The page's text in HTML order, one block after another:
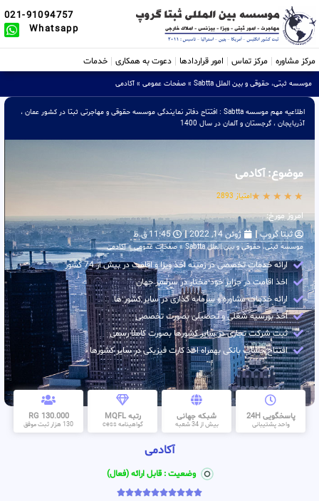
021-91094757
Whatsapp
مرکز مشاوره مرکز تماس امور قراردادها دعوت به همکاری خدمات
موسسه ثبتی، حقوقی و بین الملل Sabtta » صفحات عمومی » آکادمی
اطلاعیه مهم موسسه Sabtta : افتتاح دفاتر نمایندگی موسسه حقوقی و مهاجرتی ثبتا در کشور عمان ،
آذربایجان ، گرجستان و آلمان در سال 1400
موضوع: آکادمی
2893 امتیاز★ ★ ★ ★ ★
امروز مورخ:
ثبتا گروپ
ژوئن 14, 2022 11:45 ق.ظ
موسسه ثبتی، حقوقی و بین الملل Sabtta » صفحات عمومی»آکادمی
ارائه خدمات تخصصی در زمینه اخذ ویزا و اقامت در بیش از 74 کشور
اخذ اقامت در جزایر خود مختار در سراسر جهان
ارائه خدمات مشاوره و سرمایه گذاری در سایر کشور ها
اخذ بورسیه شغلی و تحصیلی بصورت تخصصی
ثبت شرکت تجاری در سایر کشورها بصورت کاملا رسمی
افتتاح حساب بانکی بهمراه اخذ کارت فیزیکی در سایر کشورها
پاسخگویی 24H
واحد پشتیبانی
شبکه جهانی
بیش از 34 شعبه
رتبه MQFL
گواهینامه cess
130.000 RG
130 هزار ثبت موفق
آکادمی
وضعیت : قابل ارائه (فعال)









